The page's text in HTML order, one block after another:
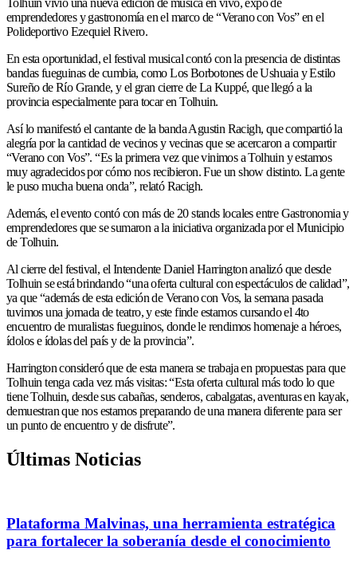
emprendedores y gastronomía en el marco de “Verano con Vos” en el
Polideportivo Ezequiel Rivero.
En esta oportunidad, el festival musical contó con la presencia de distintas
bandas fueguinas de cumbia, como Los Borbotones de Ushuaia y Estilo
Sureño de Río Grande, y el gran cierre de La Kuppé, que llegó a la
provincia especialmente para tocar en Tolhuin.
Así lo manifestó el cantante de la banda Agustin Racigh, que compartió la
alegría por la cantidad de vecinos y vecinas que se acercaron a compartir
“Verano con Vos”. “Es la primera vez que vinimos a Tolhuin y estamos
muy agradecidos por cómo nos recibieron. Fue un show distinto. La gente
le puso mucha buena onda”, relató Racigh.
Además, el evento contó con más de 20 stands locales entre Gastronomia y
emprendedores que se sumaron a la iniciativa organizada por el Municipio
de Tolhuin.
Al cierre del festival, el Intendente Daniel Harrington analizó que desde
Tolhuin se está brindando “una oferta cultural con espectáculos de calidad”,
ya que “además de esta edición de Verano con Vos, la semana pasada
tuvimos una jornada de teatro, y este finde estamos cursando el 4to
encuentro de muralistas fueguinos, donde le rendimos homenaje a héroes,
ídolos e ídolas del país y de la provincia”.
Harrington consideró que de esta manera se trabaja en propuestas para que
Tolhuin tenga cada vez más visitas: “Esta oferta cultural más todo lo que
tiene Tolhuin, desde sus cabañas, senderos, cabalgatas, aventuras en kayak,
demuestran que nos estamos preparando de una manera diferente para ser
un punto de encuentro y de disfrute”.
Últimas Noticias
Plataforma Malvinas, una herramienta estratégica
para fortalecer la soberanía desde el conocimiento